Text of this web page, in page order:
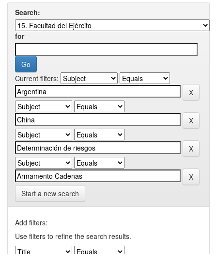
Search:
for
Current filters:
Start a new search
Add filters:
Use filters to refine the search results.